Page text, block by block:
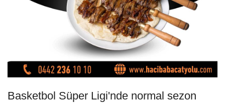
Basketbol Süper Ligi'nde normal sezon